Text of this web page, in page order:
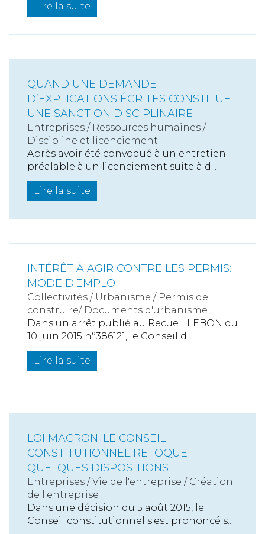
Lire la suite
QUAND UNE DEMANDE
D’EXPLICATIONS ÉCRITES CONSTITUE
UNE SANCTION DISCIPLINAIRE
Entreprises / Ressources humaines /
Discipline et licenciement
Après avoir été convoqué à un entretien
préalable à un licenciement suite à d...
Lire la suite
INTÉRÊT À AGIR CONTRE LES PERMIS:
MODE D'EMPLOI
Collectivités / Urbanisme / Permis de
construire/ Documents d'urbanisme
Dans un arrêt publié au Recueil LEBON du
10 juin 2015 n°386121, le Conseil d'...
Lire la suite
LOI MACRON: LE CONSEIL
CONSTITUTIONNEL RETOQUE
QUELQUES DISPOSITIONS
Entreprises / Vie de l'entreprise / Création
de l'entreprise
Dans une décision du 5 août 2015, le
Conseil constitutionnel s'est prononcé s...